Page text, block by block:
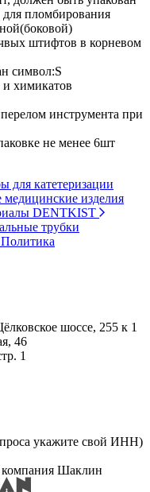
пломбирования
штифтов в корневом
символ:S
химикатов
инструмента при
не менее 6шт
для катетеризации
медицинские изделия
DENTKIST
трубки
Политика
шоссе, 255 к 1
46
1
укажите свой ИНН)
компания Шаклин